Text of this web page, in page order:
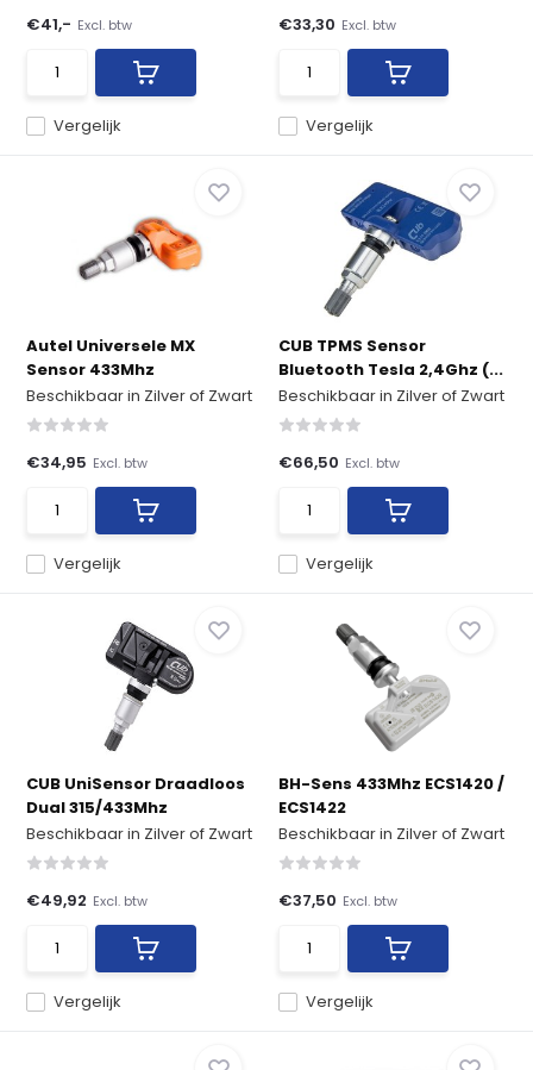
Vergelijk
€41,- Excl. btw
Vergelijk
€33,30 Excl. btw
Autel Universele MX
Sensor 433Mhz
Beschikbaar in Zilver of Zwart
Vergelijk
€34,95 Excl. btw
CUB TPMS Sensor
Bluetooth Tesla 2,4Ghz (...
Beschikbaar in Zilver of Zwart
Vergelijk
€66,50 Excl. btw
CUB UniSensor Draadloos
Dual 315/433Mhz
Beschikbaar in Zilver of Zwart
Vergelijk
€49,92 Excl. btw
BH-Sens 433Mhz ECS1420 /
ECS1422
Beschikbaar in Zilver of Zwart
Vergelijk
€37,50 Excl. btw